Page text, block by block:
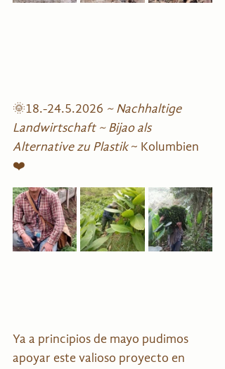
🌞18.-24.5.2026 ~ Nachhaltige
Landwirtschaft ~ Bijao als
Alternative zu Plastik ~ Kolumbien
❤️
Ya a principios de mayo pudimos
apoyar este valioso proyecto en